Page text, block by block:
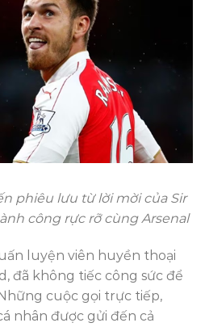
phiêu lưu từ lời mời của Sir
công rực rỡ cùng Arsenal
luyện viên huyền thoại
đã không tiếc công sức để
cuộc gọi trực tiếp,
nhân được gửi đến cả